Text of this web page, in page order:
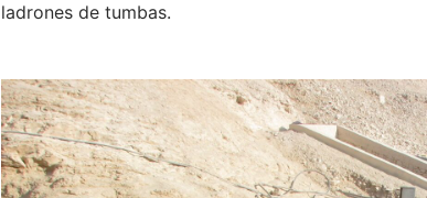
ladrones de tumbas.